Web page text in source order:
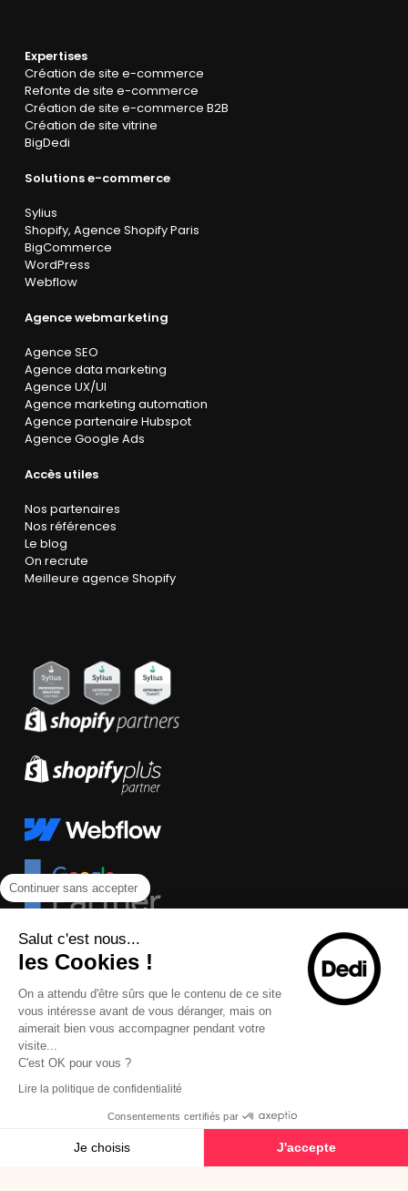
Expertises
Création de site e-commerce
Refonte de site e-commerce
Création de site e-commerce B2B
Création de site vitrine
BigDedi
Solutions e-commerce
Sylius
Shopify, Agence Shopify Paris
BigCommerce
WordPress
Webflow
Agence webmarketing
Agence SEO
Agence data marketing
Agence UX/UI
Agence marketing automation
Agence partenaire Hubspot
Agence Google Ads
Accès utiles
Nos partenaires
Nos références
Le blog
On recrute
Meilleure agence Shopify
Continuer sans accepter
Salut c'est nous...
les Cookies !
On a attendu d'être sûrs que le contenu de ce site
vous intéresse avant de vous déranger, mais on
aimerait bien vous accompagner pendant votre
visite...
C'est OK pour vous ?
Lire la politique de confidentialité
Consentements certifiés par
Je choisis J'accepte